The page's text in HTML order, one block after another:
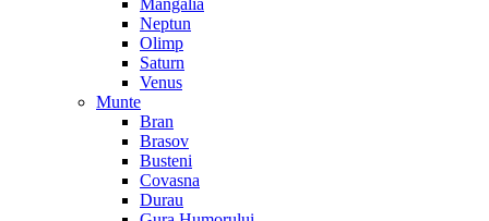
Mangalia
Neptun
Olimp
Saturn
Venus
Munte
Bran
Brasov
Busteni
Covasna
Durau